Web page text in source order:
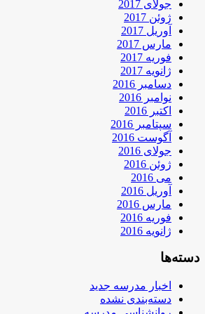
جولای 2017
ژوئن 2017
آوریل 2017
مارس 2017
فوریه 2017
ژانویه 2017
دسامبر 2016
نوامبر 2016
اکتبر 2016
سپتامبر 2016
آگوست 2016
جولای 2016
ژوئن 2016
می 2016
آوریل 2016
مارس 2016
فوریه 2016
ژانویه 2016
دسته‌ها
اخبار مدرسه جدید
دسته‌بندی نشده